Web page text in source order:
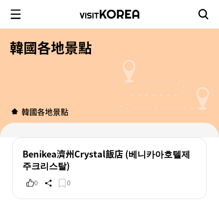
韓國各地景點
韓國各地景點
Benikea濟州Crystal飯店 (베니카아호텔제
주크리스탈)
0 0